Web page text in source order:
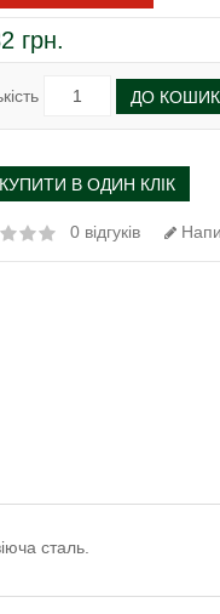
грн.
ДО
КУПИТИ В ОДИН КЛІК
0 відгуків
сталь.